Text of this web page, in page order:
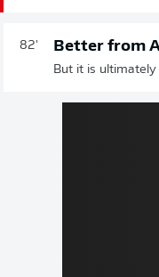
82' Better from
But it is